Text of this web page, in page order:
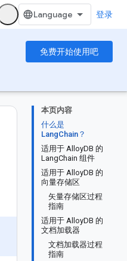
登录
免费开始使用吧
本页内容
什么是
LangChain？
适用于 AlloyDB 的
LangChain 组件
适用于 AlloyDB 的
向量存储区
矢量存储区过程
指南
适用于 AlloyDB 的
文档加载器
文档加载器过程
指南